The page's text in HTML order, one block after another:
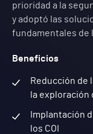
prioridad a la
y adoptó las
fundamentales de
Beneficios
Reducción de
la
Implantación
los COI